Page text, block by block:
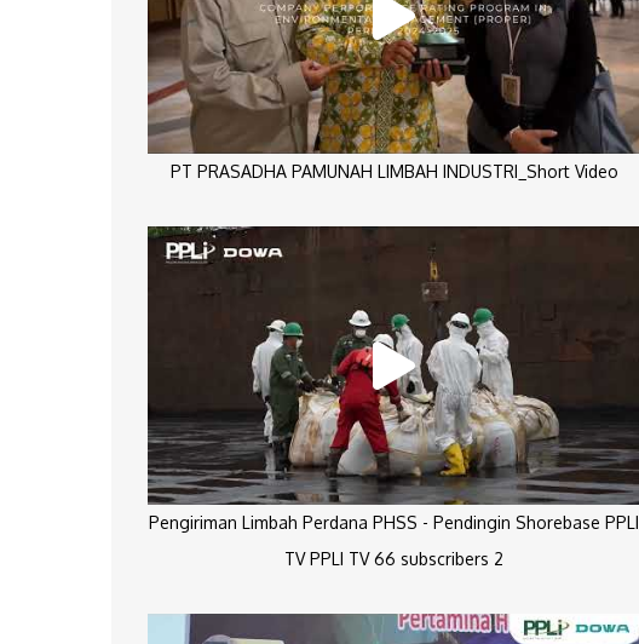
PT PRASADHA PAMUNAH LIMBAH INDUSTRI_Short Video
Pengiriman Limbah Perdana PHSS - Pendingin Shorebase PPLI
TV PPLI TV 66 subscribers 2